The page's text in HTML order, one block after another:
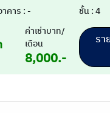
คาร : -
ชั้น : 4
ค่าเช่าบาท/
เดือน
8,000.-